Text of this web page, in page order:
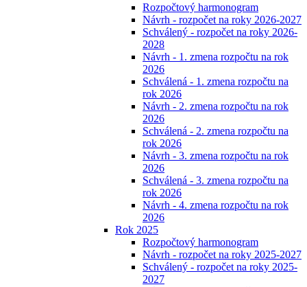
Rozpočtový harmonogram
Návrh - rozpočet na roky 2026-2027
Schválený - rozpočet na roky 2026-
2028
Návrh - 1. zmena rozpočtu na rok
2026
Schválená - 1. zmena rozpočtu na
rok 2026
Návrh - 2. zmena rozpočtu na rok
2026
Schválená - 2. zmena rozpočtu na
rok 2026
Návrh - 3. zmena rozpočtu na rok
2026
Schválená - 3. zmena rozpočtu na
rok 2026
Návrh - 4. zmena rozpočtu na rok
2026
Rok 2025
Rozpočtový harmonogram
Návrh - rozpočet na roky 2025-2027
Schválený - rozpočet na roky 2025-
2027